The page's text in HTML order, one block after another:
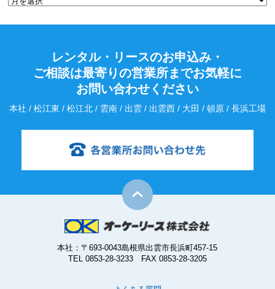
レンタル・リースのお申込み・
ご相談は最寄りの営業所までお気軽に
お問い合わせください
本社 / 松江東 / 松江北 / 雲南 / 出雲 / 出雲西 / 大田 / 頓原 / 長浜工場
本社：〒693-0043島根県出雲市長浜町457-15
TEL 0853-28-3233 FAX 0853-28-3205